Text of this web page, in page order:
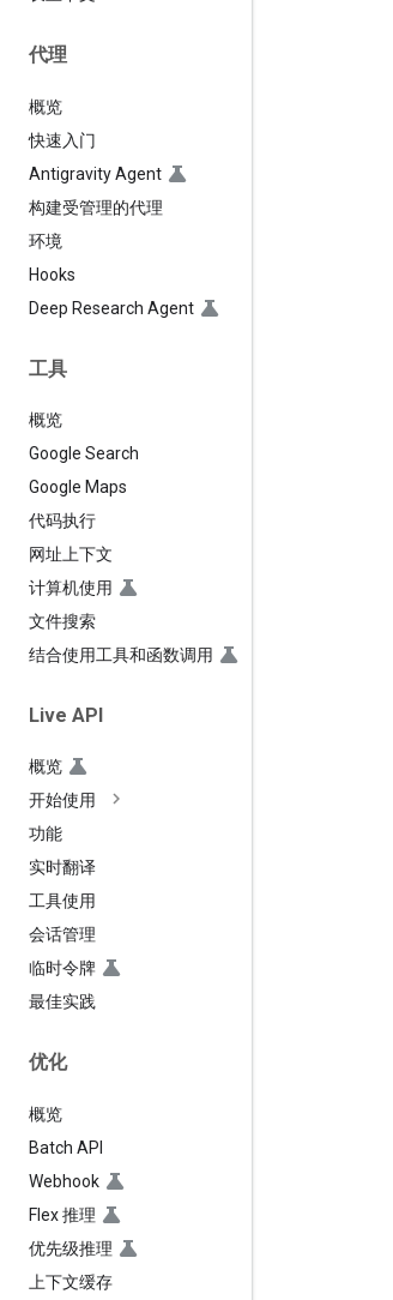
代理
概览
快速入门
Antigravity Agent
构建受管理的代理
环境
Hooks
Deep Research Agent
工具
概览
Google Search
Google Maps
代码执行
网址上下文
计算机使用
文件搜索
结合使用工具和函数调用
Live API
概览
开始使用
功能
实时翻译
工具使用
会话管理
临时令牌
最佳实践
优化
概览
Batch API
Webhook
Flex 推理
优先级推理
上下文缓存